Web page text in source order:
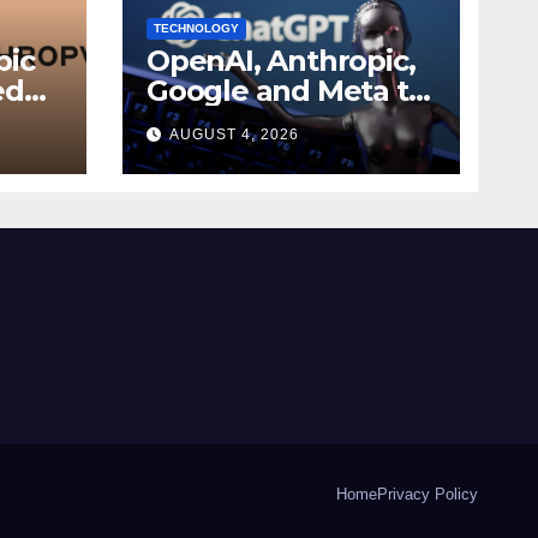
TECHNOLOGY
OpenAI, Anthropic,
Google and Meta to
join White House AI
security meeting
AUGUST 4, 2026
HomePrivacy Policy